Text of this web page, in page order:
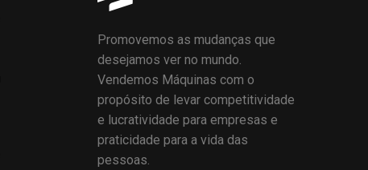
Promovemos as mudanças que
desejamos ver no mundo.
Vendemos Máquinas com o
propósito de levar competitividade
e lucratividade para empresas e
praticidade para a vida das
pessoas.